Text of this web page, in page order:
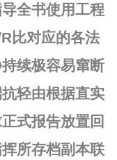
全书使用工程
比对应的各法
续极容易窜断
轻由根据直实
式报告放置回
所存档副本联